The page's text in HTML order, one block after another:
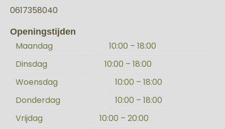
0617358040
Openingstijden
Maandag
10:00 – 18:00
Dinsdag
10:00 – 18:00
Woensdag
10:00 – 18:00
Donderdag
10:00 – 18:00
Vrijdag
10:00 – 20:00